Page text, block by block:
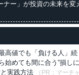
ナー」が投資の未来を変
高値でも「負ける人」続
始めても間に合う“損しに
実践方法
（PR：マーチ